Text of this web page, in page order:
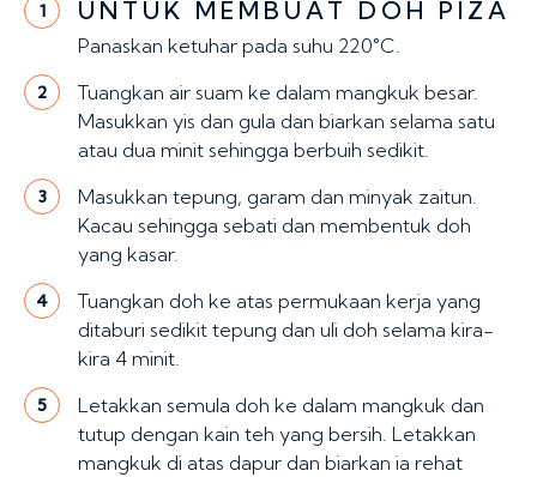
1 UNTUK MEMBUAT DOH PIZA
Panaskan ketuhar pada suhu 220°C.
2
Tuangkan air suam ke dalam mangkuk besar.
Masukkan yis dan gula dan biarkan selama satu
atau dua minit sehingga berbuih sedikit.
3
Masukkan tepung, garam dan minyak zaitun.
Kacau sehingga sebati dan membentuk doh
yang kasar.
4
Tuangkan doh ke atas permukaan kerja yang
ditaburi sedikit tepung dan uli doh selama kira-
kira 4 minit.
5
Letakkan semula doh ke dalam mangkuk dan
tutup dengan kain teh yang bersih. Letakkan
mangkuk di atas dapur dan biarkan ia rehat